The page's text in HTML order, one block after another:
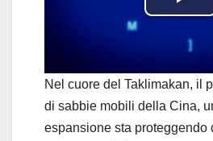
P
l
a
y
Nel cuore del Taklimakan, il
di sabbie mobili della Cina,
espansione sta proteggendo